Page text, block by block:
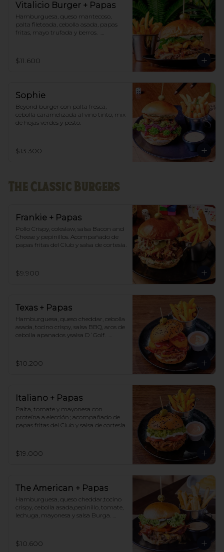
Vitalicio Burger + Papas
Hamburguesa, queso mantecoso,
palta fileteada, cebolla asada, papas
fritas, mayo trufada y berros.
$11.600
Sophie
Beyond burger con palta fresca,
cebolla caramelizada al vino tinto, mix
de hojas verdes y pesto.
$13.300
The Classic Burgers
Frankie + Papas
Pollo Crispy, coleslaw, salsa Bacon and
Cheese y pepinillos. Acompañado de
papas fritas del Club y salsa de cortesía.
$9.900
Texas + Papas
Hamburguesa, queso cheddar, cebolla
asada, tocino crispy, salsa BBQ, aros de
cebolla apanados ysalsa D´Golf.
$10.200
Italiano + Papas
Palta, tomate y mayonesa con
proteína a elección.; acompañado de
papas fritas del Club y salsa de cortesía.
$19.000
The American + Papas
Hamburguesa, queso cheddar,tocino
crispy, cebolla asada,pepinillo, tomate,
lechuga, mayonesa y salsa Burga.
$10.600